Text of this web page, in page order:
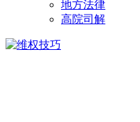
地方法律
高院司解